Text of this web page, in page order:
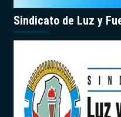
Sindicato de Luz y